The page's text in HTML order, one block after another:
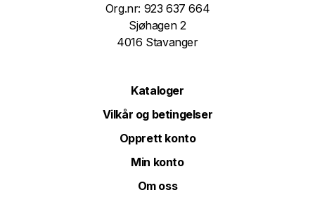
Org.nr: 923 637 664
Sjøhagen 2
4016 Stavanger
Kataloger
Vilkår og betingelser
Opprett konto
Min konto
Om oss